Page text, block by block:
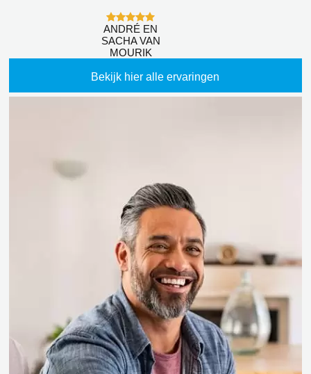
ANDRÉ EN
SACHA VAN
MOURIK
Bekijk hier alle ervaringen